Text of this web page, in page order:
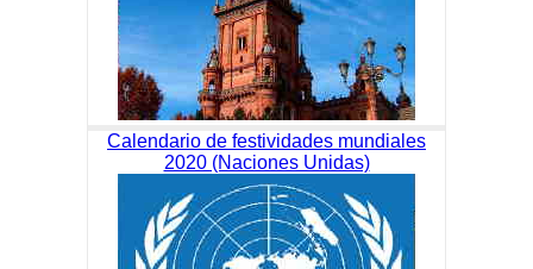
Calendario de festividades mundiales
2020 (Naciones Unidas)